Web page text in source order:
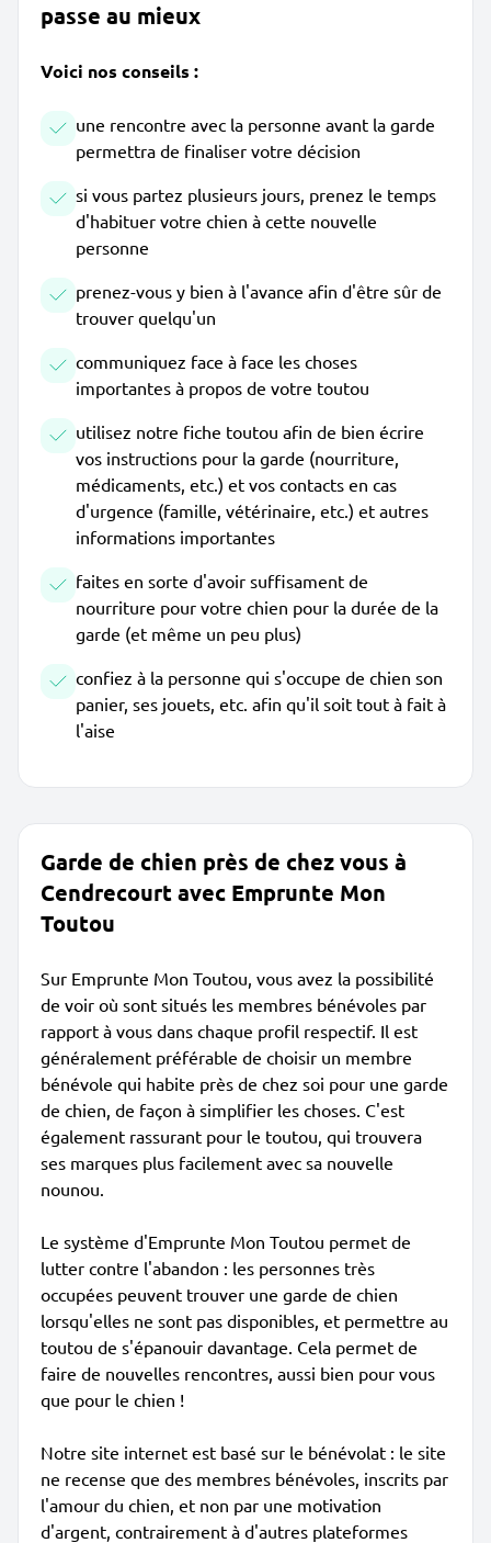
passe au mieux
Voici nos conseils :
une rencontre avec la personne avant la garde
permettra de finaliser votre décision
si vous partez plusieurs jours, prenez le temps
d'habituer votre chien à cette nouvelle
personne
prenez-vous y bien à l'avance afin d'être sûr de
trouver quelqu'un
communiquez face à face les choses
importantes à propos de votre toutou
utilisez notre fiche toutou afin de bien écrire
vos instructions pour la garde (nourriture,
médicaments, etc.) et vos contacts en cas
d'urgence (famille, vétérinaire, etc.) et autres
informations importantes
faites en sorte d'avoir suffisament de
nourriture pour votre chien pour la durée de la
garde (et même un peu plus)
confiez à la personne qui s'occupe de chien son
panier, ses jouets, etc. afin qu'il soit tout à fait à
l'aise
Garde de chien près de chez vous à
Cendrecourt avec Emprunte Mon
Toutou
Sur Emprunte Mon Toutou, vous avez la possibilité
de voir où sont situés les membres bénévoles par
rapport à vous dans chaque profil respectif. Il est
généralement préférable de choisir un membre
bénévole qui habite près de chez soi pour une garde
de chien, de façon à simplifier les choses. C'est
également rassurant pour le toutou, qui trouvera
ses marques plus facilement avec sa nouvelle
nounou.
Le système d'Emprunte Mon Toutou permet de
lutter contre l'abandon : les personnes très
occupées peuvent trouver une garde de chien
lorsqu'elles ne sont pas disponibles, et permettre au
toutou de s'épanouir davantage. Cela permet de
faire de nouvelles rencontres, aussi bien pour vous
que pour le chien !
Notre site internet est basé sur le bénévolat : le site
ne recense que des membres bénévoles, inscrits par
l'amour du chien, et non par une motivation
d'argent, contrairement à d'autres plateformes